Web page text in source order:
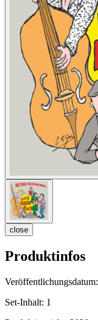
close
Produktinfos
Veröffentlichungsdatum:
Set-Inhalt: 1